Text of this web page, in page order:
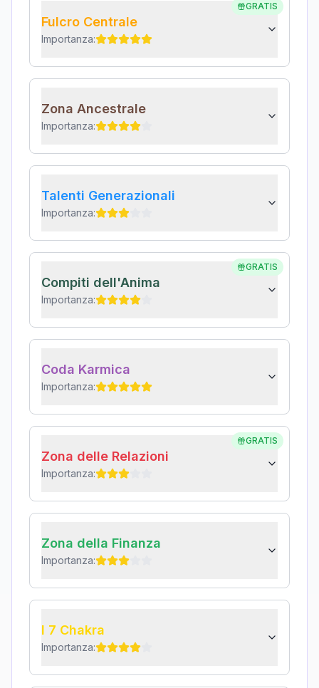
GRATIS
Fulcro Centrale
Importanza:
Zona Ancestrale
Importanza:
Talenti Generazionali
Importanza:
GRATIS
Compiti dell'Anima
Importanza:
Coda Karmica
Importanza:
GRATIS
Zona delle Relazioni
Importanza:
Zona della Finanza
Importanza:
I 7 Chakra
Importanza: